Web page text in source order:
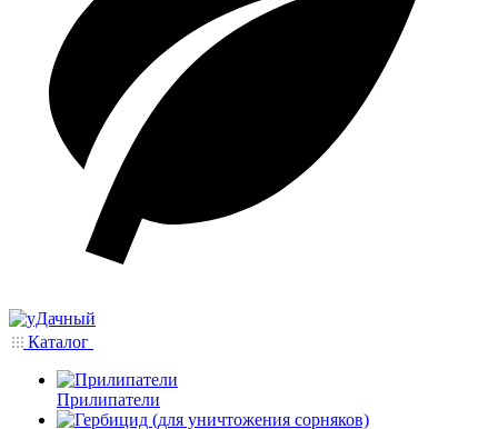
Каталог
Прилипатели